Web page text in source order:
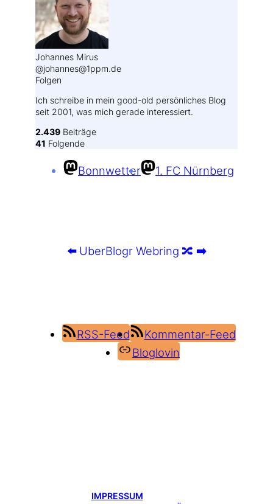
Johannes Mirus
@johannes@1ppm.de
Folgen
Ich schreibe in mein good-old persönliches Blog
seit 2001, was mich gerade interessiert.
2.439 Beiträge
41 Folgende
Bonnwetter 1. FC Nürnberg
⬅️ UberBlogr Webring 🔀 ➡️
RSS-Feed
Kommentar-Feed
Bloglovin
IMPRESSUM